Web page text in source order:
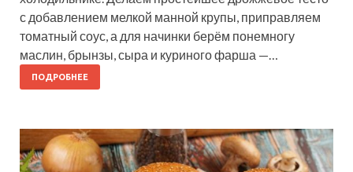
с добавлением мелкой манной крупы, приправляем
томатный соус, а для начинки берём понемногу
маслин, брынзы, сыра и куриного фарша —…
ПОДРОБНЕЕ